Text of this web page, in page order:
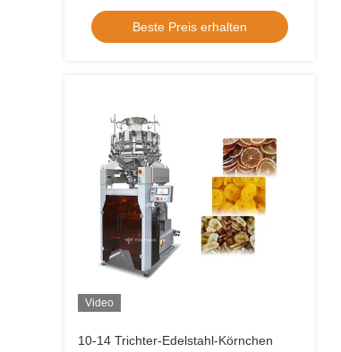
Verpackmaschine Soems
Beste Preis erhalten
Video
10-14 Trichter-Edelstahl-Körnchen